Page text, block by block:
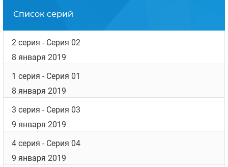
Список серий
2 серия - Серия 02
8 января 2019
1 серия - Серия 01
8 января 2019
3 серия - Серия 03
9 января 2019
4 серия - Серия 04
9 января 2019